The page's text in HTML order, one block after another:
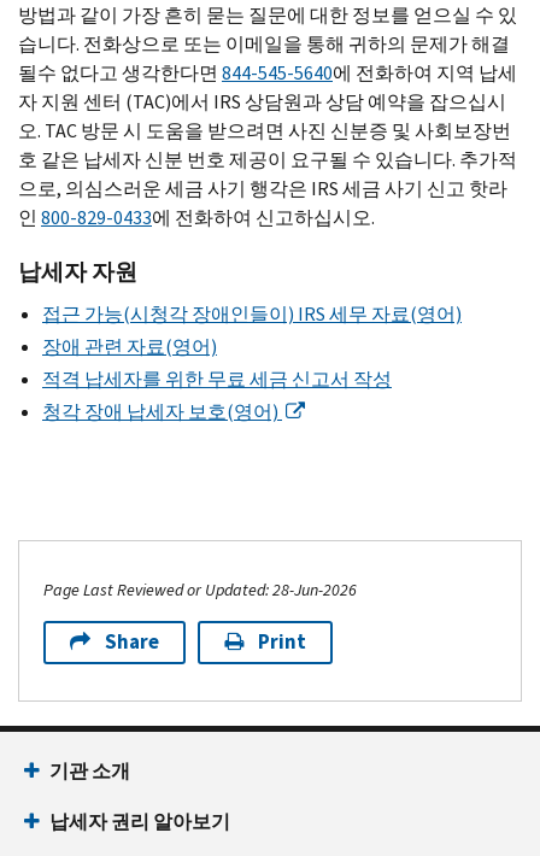
방법과 같이 가장 흔히 묻는 질문에 대한 정보를 얻으실 수 있
습니다. 전화상으로 또는 이메일을 통해 귀하의 문제가 해결
될수 없다고 생각한다면 844-545-5640에 전화하여 지역 납세
자 지원 센터 (TAC)에서 IRS상담원과 상담 예약을 잡으십시
오. TAC방문 시 도움을 받으려면 사진 신분증 및 사회보장번
호 같은 납세자 신분 번호 제공이 요구될 수 있습니다. 추가적
으로, 의심스러운 세금 사기 행각은 IRS세금 사기 신고 핫라
인 800-829-0433에 전화하여 신고하십시오.
납세자 자원
접근 가능(시청각 장애인들이) IRS 세무 자료(영어)
장애 관련 자료(영어)
적격 납세자를 위한 무료 세금 신고서 작성
청각 장애 납세자 보호(영어)
Page Last Reviewed or Updated: 28-Jun-2026
Share Print
기관 소개
납세자 권리 알아보기